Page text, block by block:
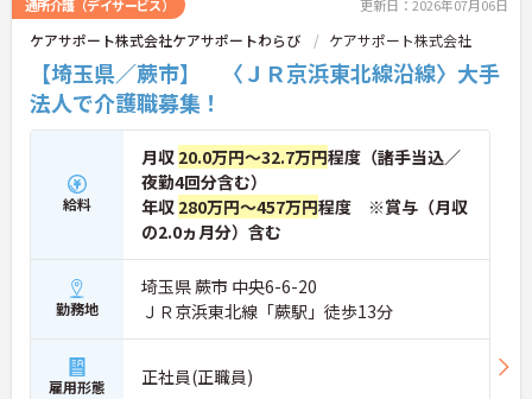
通所介護（デイサービス） 更新日：2026年07月06日
ケアサポート株式会社ケアサポートわらび ケアサポート株式会社
【埼玉県／蕨市】 〈ＪＲ京浜東北線沿線〉大手
法人で介護職募集！
給料
月収 20.0万円～32.7万円程度（諸手当込／
夜勤4回分含む）
年収 280万円～457万円程度 ※賞与（月収
の2.0ヵ月分）含む
勤務地
埼玉県 蕨市 中央6-6-20
ＪＲ京浜東北線「蕨駅」徒歩13分
雇用形態 正社員(正職員)